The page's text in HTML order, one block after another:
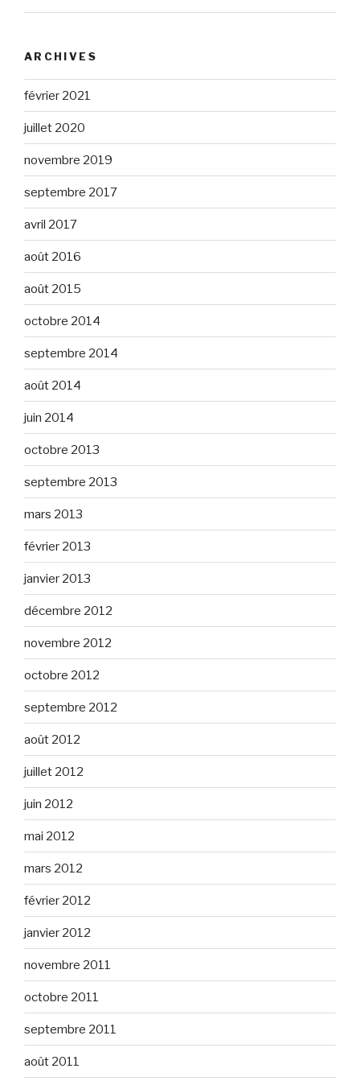
ARCHIVES
février 2021
juillet 2020
novembre 2019
septembre 2017
avril 2017
août 2016
août 2015
octobre 2014
septembre 2014
août 2014
juin 2014
octobre 2013
septembre 2013
mars 2013
février 2013
janvier 2013
décembre 2012
novembre 2012
octobre 2012
septembre 2012
août 2012
juillet 2012
juin 2012
mai 2012
mars 2012
février 2012
janvier 2012
novembre 2011
octobre 2011
septembre 2011
août 2011